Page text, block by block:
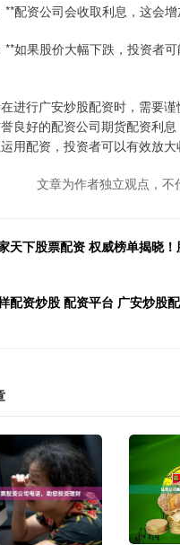
配资公司会收取利息，这会增
**如果股价大幅下跌，投资者
进行广安炒股配资时，需要
良好的配资公司期货配资利
用配资，投资者可以有效放大
文章为作者独立观点，不
天下股票配资 权威榜单揭晓
配资炒股 配资平台 广安炒股